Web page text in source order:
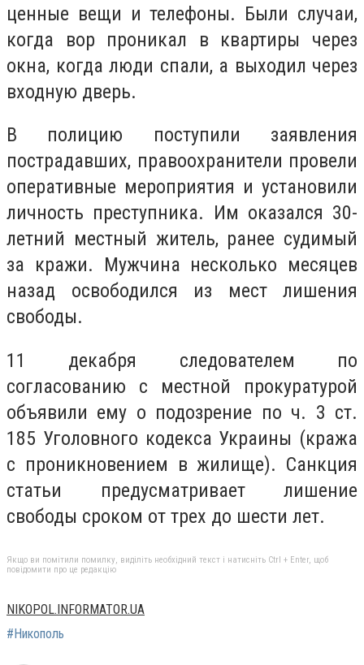
ценные вещи и телефоны. Были случаи,
когда вор проникал в квартиры через
окна, когда люди спали, а выходил через
входную дверь.
В полицию поступили заявления
пострадавших, правоохранители провели
оперативные мероприятия и установили
личность преступника. Им оказался 30-
летний местный житель, ранее судимый
за кражи. Мужчина несколько месяцев
назад освободился из мест лишения
свободы.
11 декабря следователем по
согласованию с местной прокуратурой
объявили ему о подозрение по ч. 3 ст.
185 Уголовного кодекса Украины (кража
с проникновением в жилище). Санкция
статьи предусматривает лишение
свободы сроком от трех до шести лет.
Якщо ви помітили помилку, виділіть необхідний текст і натисніть Ctrl + Enter, щоб
повідомити про це редакцію
NIKOPOL.INFORMATOR.UA
#Никополь